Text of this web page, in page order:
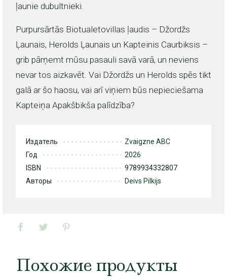
ļaunie dubultnieki.
Purpursārtās Biotualetovillas ļaudis – Džordžs
Ļaunais, Herolds Ļaunais un Kapteinis Caurbiksis –
grib pārņemt mūsu pasauli savā varā, un neviens
nevar tos aizkavēt. Vai Džordžs un Herolds spēs tikt
galā ar šo haosu, vai arī viņiem būs nepieciešama
Kapteiņa Apakšbikša palīdzība?
Издатель
Zvaigzne ABC
Год
2026
ISBN
9789934332807
Авторы
Deivs Pilkijs
Похожие продукты